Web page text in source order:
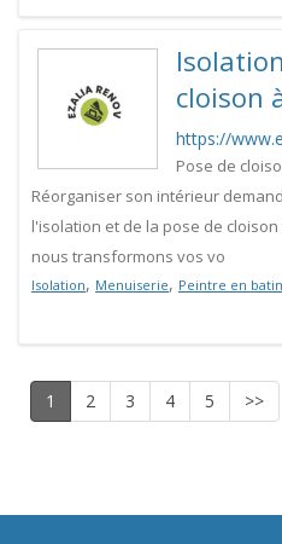
cloison
https://
Pose de
Réorganiser son intérieur
l'isolation et de la pose de
nous transformons vos vo
Isolation, Menuiserie, Peintre en
1 2 3 4 5 >>